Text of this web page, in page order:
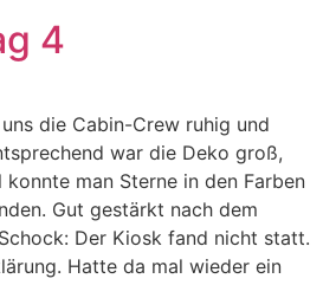
4
die Cabin-Crew ruhig und
war die Deko groß,
man Sterne in den Farben
Gut gestärkt nach dem
Der Kiosk fand nicht statt.
Hatte da mal wieder ein